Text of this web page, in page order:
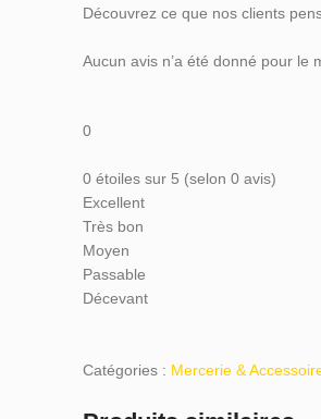
Découvrez ce que nos clients
Aucun avis n’a été donné pour le
0
0 étoiles sur 5 (selon 0 avis)
Excellent
Très bon
Moyen
Passable
Décevant
Catégories : Mercerie &